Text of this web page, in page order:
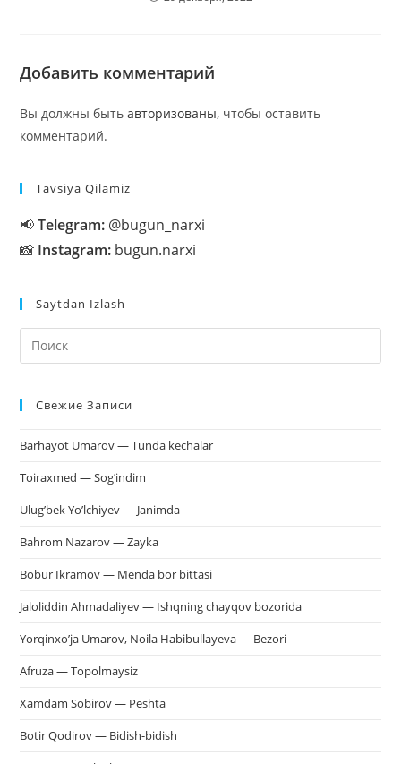
Добавить комментарий
Вы должны бытьавторизованы, чтобы оставить
комментарий.
Tavsiya Qilamiz
📢Telegram: @bugun_narxi
📸 Instagram: bugun.narxi
Saytdan Izlash
Свежие Записи
Barhayot Umarov — Tunda kechalar
Toiraxmed — Sog’indim
Ulug’bek Yo’lchiyev — Janimda
Bahrom Nazarov — Zayka
Bobur Ikramov — Menda bor bittasi
Jaloliddin Ahmadaliyev — Ishqning chayqov bozorida
Yorqinxo’ja Umarov, Noila Habibullayeva — Bezori
Afruza — Topolmaysiz
Xamdam Sobirov — Peshta
Botir Qodirov — Bidish-bidish